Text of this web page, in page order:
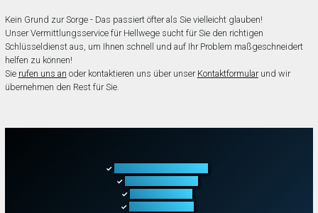
Kein Grund zur Sorge - Das passiert öfter als Sie vielleicht glauben!
Unser Vermittlungsservice für Hellwege sucht für Sie den richtigen
Schlüsseldienst aus, um Ihnen schnell und auf Ihr Problem maßgeschneidert
helfen zu können!
Sie rufen uns an oder kontaktieren uns über unser Kontaktformularund wir
übernehmen den Rest für Sie.
✓
✓
✓
✓